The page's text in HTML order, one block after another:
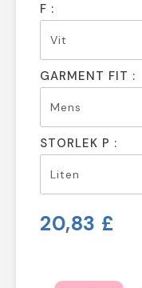
F :
GARMENT FIT :
STORLEK P :
20,83 £